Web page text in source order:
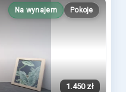
Na wynajem Pokoje
1.450 zł